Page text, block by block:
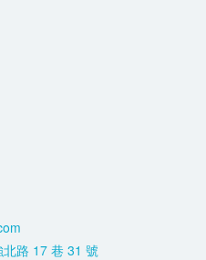
路 17 巷 31 號